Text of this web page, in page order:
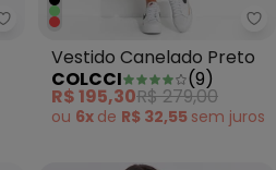
Colcci - Vestido Linho Marrom
Vestido Canelado Preto
COLCCI
(9)
R$ 195,30R$ 279,00
ou 6x de R$ 32,55 sem juros